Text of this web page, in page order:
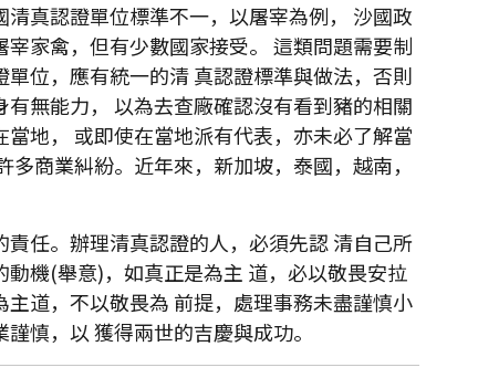
真認證單位標準不一，以屠宰為例， 沙國政
家禽，但有少數國家接受。 這類問題需要制
位，應有統一的清 真認證標準與做法，否則
無能力， 以為去查廠確認沒有看到豬的相關
地， 或即使在當地派有代表，亦未必了解當
商業糾紛。近年來，新加坡，泰國，越南，
任。辦理清真認證的人，必須先認 清自己所
機(舉意)，如真正是為主 道，必以敬畏安拉
道，不以敬畏為 前提，處理事務未盡謹慎小
慎，以 獲得兩世的吉慶與成功。